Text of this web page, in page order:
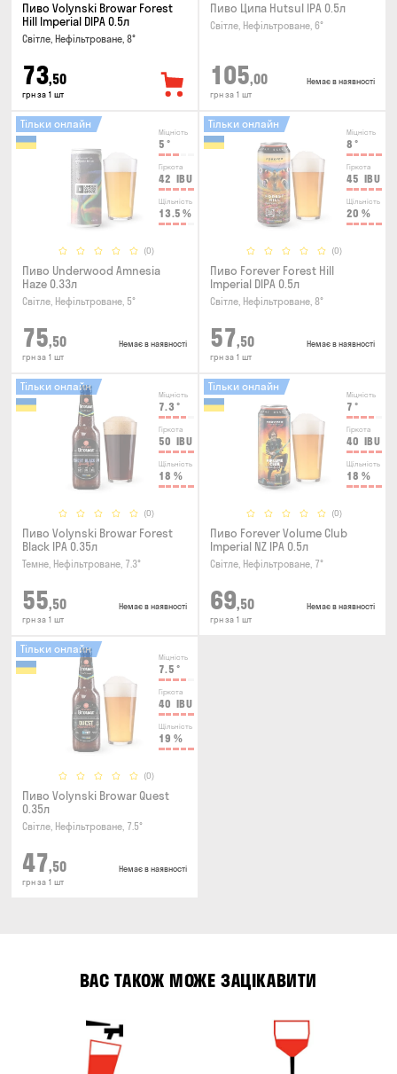
Пиво Volynski Browar Forest
Hill Imperial DIPA 0.5л
Світле, Нефільтроване, 8°
73,50
грн за 1 шт
Пиво Ципа Hutsul IPA 0.5л
Світле, Нефільтроване, 6°
105,00
грн за 1 шт
Немає в наявності
Міцність
5 °
Гіркота
42 IBU
Щільність
13.5 %
(0)
Тільки онлайн
Пиво Underwood Amnesia
Haze 0.33л
Світле, Нефільтроване, 5°
75,50
грн за 1 шт
Немає в наявності
Міцність
8 °
Гіркота
45 IBU
Щільність
20 %
(0)
Тільки онлайн
Пиво Forever Forest Hill
Imperial DIPA 0.5л
Світле, Нефільтроване, 8°
57,50
грн за 1 шт
Немає в наявності
Міцність
7.3 °
Гіркота
50 IBU
Щільність
18 %
(0)
Тільки онлайн
Пиво Volynski Browar Forest
Black IPA 0.35л
Темне, Нефільтроване, 7.3°
55,50
грн за 1 шт
Немає в наявності
Міцність
7 °
Гіркота
40 IBU
Щільність
18 %
(0)
Тільки онлайн
Пиво Forever Volume Club
Imperial NZ IPA 0.5л
Світле, Нефільтроване, 7°
69,50
грн за 1 шт
Немає в наявності
Міцність
7.5 °
Гіркота
40 IBU
Щільність
19 %
(0)
Тільки онлайн
Пиво Volynski Browar Quest
0.35л
Світле, Нефільтроване, 7.5°
47,50
грн за 1 шт
Немає в наявності
ВАС ТАКОЖ МОЖЕ ЗАЦІКАВИТИ